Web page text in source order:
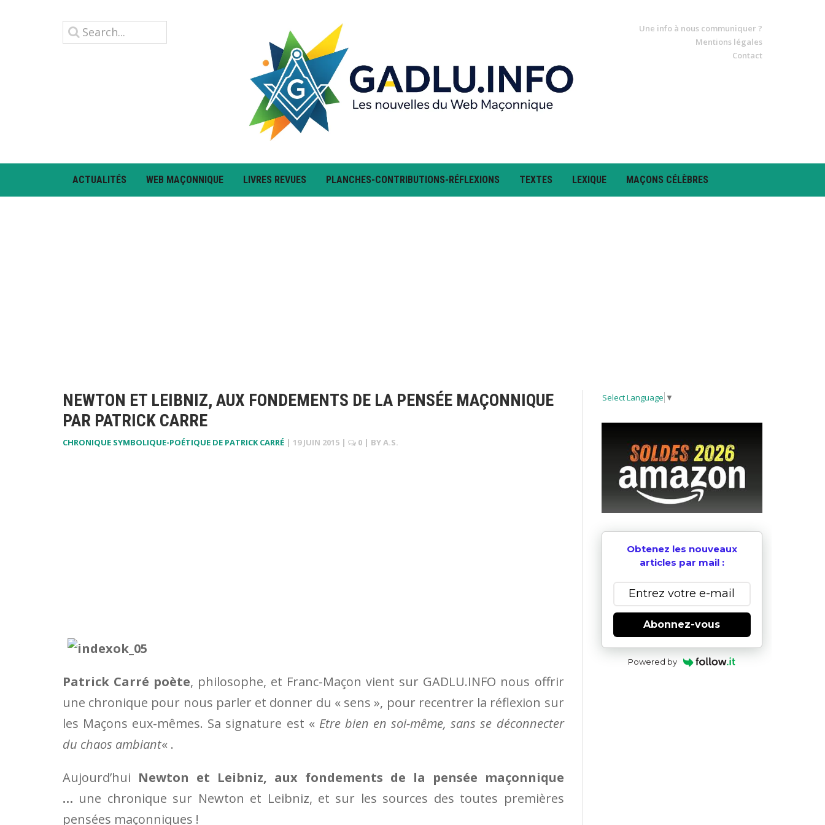
Une info à nous communiquer ?
Mentions légales
Contact
ACTUALITÉS WEB MAÇONNIQUE LIVRES REVUES PLANCHES-CONTRIBUTIONS-RÉFLEXIONS TEXTES LEXIQUE MAÇONS CÉLÈBRES
NEWTON ET LEIBNIZ, AUX FONDEMENTS DE LA PENSÉE MAÇONNIQUE
PAR PATRICK CARRE
CHRONIQUE SYMBOLIQUE-POÉTIQUE DE PATRICK CARRÉ | 19 JUIN 2015 | 0 | BYA.S.
Patrick Carré poète, philosophe, et Franc-Maçon vient sur GADLU.INFO nous offrir
une chronique pour nous parler et donner du « sens », pour recentrer la réflexion sur
les Maçons eux-mêmes. Sa signature est « Etre bien en soi-même, sans se déconnecter
du chaos ambiant« .
Aujourd’hui Newton et Leibniz, aux fondements de la pensée maçonnique
… une chronique sur Newton et Leibniz, et sur les sources des toutes premières
pensées maçonniques !
Select Language ▼
Obtenez les nouveaux
articles par mail :
Abonnez-vous
Powered by